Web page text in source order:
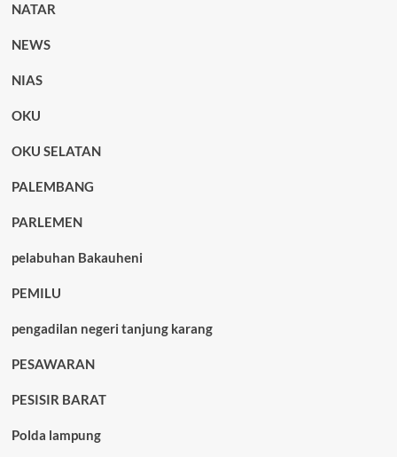
NATAR
NEWS
NIAS
OKU
OKU SELATAN
PALEMBANG
PARLEMEN
pelabuhan Bakauheni
PEMILU
pengadilan negeri tanjung karang
PESAWARAN
PESISIR BARAT
Polda lampung